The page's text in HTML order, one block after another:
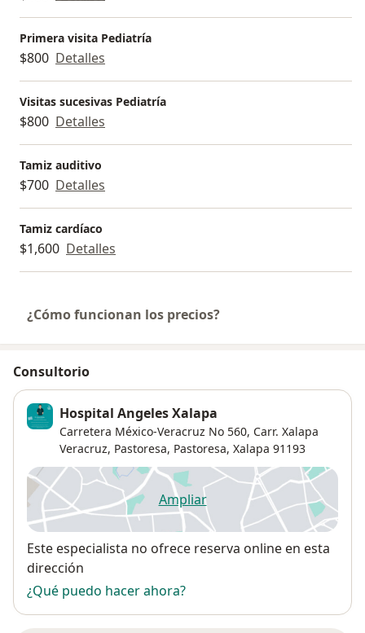
Primera visita Pediatría
$800 Detalles
Visitas sucesivas Pediatría
$800 Detalles
Tamiz auditivo
$700 Detalles
Tamiz cardíaco
$1,600 Detalles
¿Cómo funcionan los precios?
Consultorio
Hospital Angeles Xalapa
Carretera México-Veracruz No 560, Carr. Xalapa
Veracruz, Pastoresa, Pastoresa, Xalapa 91193
Ampliarse abre en una nueva
Disponibilidad
Este especialista no ofrece reserva online en esta
dirección
¿Qué puedo hacer ahora?